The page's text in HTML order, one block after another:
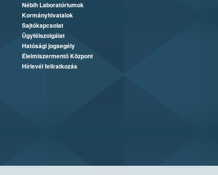
Nébih Laboratóriumok
Kormányhivatalok
Sajtókapcsolat
Ügyfélszolgálat
Hatósági jogsegély
Élelmiszermentő Központ
Hírlevél feliratkozás